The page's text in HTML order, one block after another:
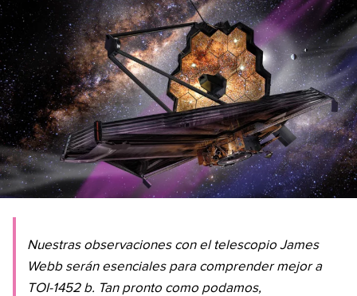
Nuestras observaciones con el telescopio James
Webb serán esenciales para comprender mejor a
TOI-1452 b. Tan pronto como podamos,